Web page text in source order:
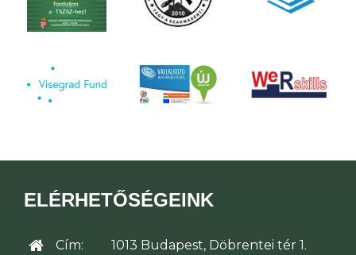
ELÉRHETŐSÉGEINK
Cím: 1013 Budapest, Döbrentei tér 1.